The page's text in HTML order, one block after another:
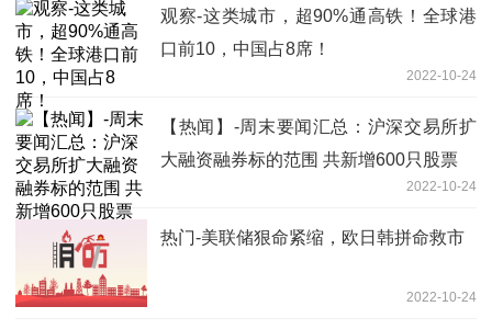
观察-这类城市，超90%通高铁！全球港
口前10，中国占8席！
2022-10-24
【热闻】-周末要闻汇总：沪深交易所扩
大融资融券标的范围 共新增600只股票
2022-10-24
热门-美联储狠命紧缩，欧日韩拼命救市
2022-10-24